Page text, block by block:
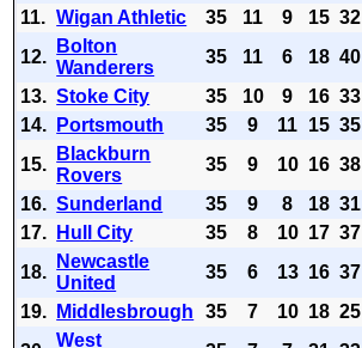
11. Wigan Athletic 35 11 9 15 32
12.
Bolton
Wanderers
35 11 6 18 40
13. Stoke City 35 10 9 16 33
14.
Portsmouth 35 9 11 15 35
15.
Blackburn
Rovers
35 9 10 16 38
16. Sunderland 35 9 8 18 31
17.
Hull City 35 8 10 17 37
18.
Newcastle
United
35 6 13 16 37
19.
Middlesbrough 35 7 10 18 25
West